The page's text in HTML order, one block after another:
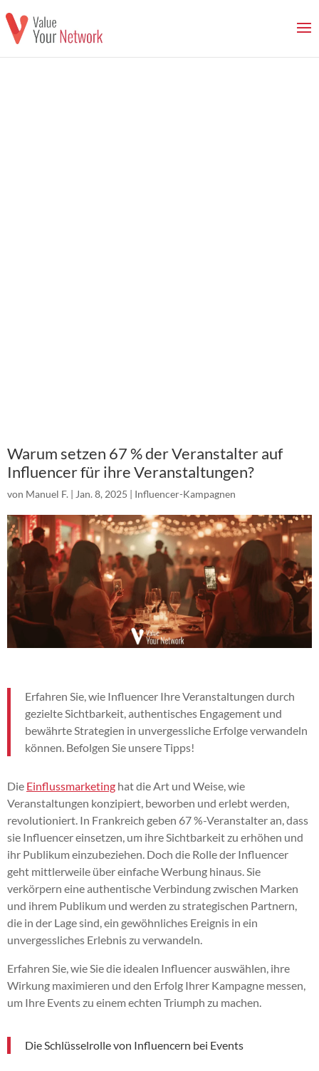
Warum setzen 67 % der Veranstalter auf
Influencer für ihre Veranstaltungen?
von Manuel F. | Jan. 8, 2025 | Influencer-Kampagnen
Erfahren Sie, wie Influencer Ihre Veranstaltungen durch
gezielte Sichtbarkeit, authentisches Engagement und
bewährte Strategien in unvergessliche Erfolge verwandeln
können. Befolgen Sie unsere Tipps!
Die Einflussmarketing hat die Art und Weise, wie
Veranstaltungen konzipiert, beworben und erlebt werden,
revolutioniert. In Frankreich geben 67 %-Veranstalter an, dass
sie Influencer einsetzen, um ihre Sichtbarkeit zu erhöhen und
ihr Publikum einzubeziehen. Doch die Rolle der Influencer
geht mittlerweile über einfache Werbung hinaus. Sie
verkörpern eine authentische Verbindung zwischen Marken
und ihrem Publikum und werden zu strategischen Partnern,
die in der Lage sind, ein gewöhnliches Ereignis in ein
unvergessliches Erlebnis zu verwandeln.
Erfahren Sie, wie Sie die idealen Influencer auswählen, ihre
Wirkung maximieren und den Erfolg Ihrer Kampagne messen,
um Ihre Events zu einem echten Triumph zu machen.
Die Schlüsselrolle von Influencern bei Events